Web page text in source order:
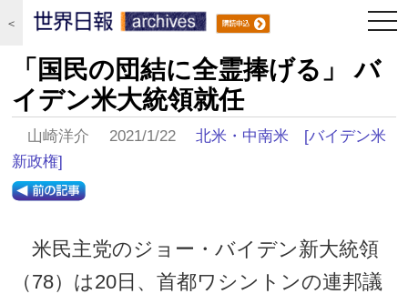
＜
「国民の団結に全霊捧げる」 バ
イデン米大統領就任
山崎洋介 2021/1/22北米・中南米
[バイデン米
新政権]
米民主党のジョー・バイデン新大統領
（78）は20日、首都ワシントンの連邦議